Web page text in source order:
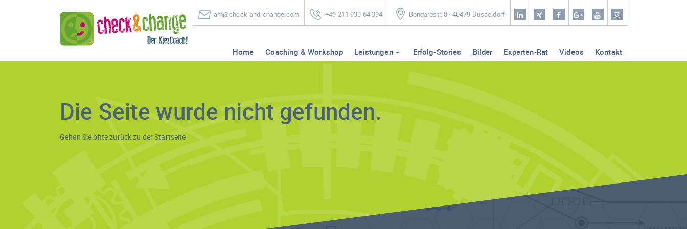
am@check-and-change.com +49 211 933 64 394 Bongardstr. 8 · 40479 Düsseldorf
Home Coaching & Workshop Leistungen Erfolg-Stories Bilder Experten-Rat Videos Kontakt
Die Seite wurde nicht gefunden.
Gehen Sie bitte zurück zu derStartseite
Home
Leistungen
Videos
Kontakt